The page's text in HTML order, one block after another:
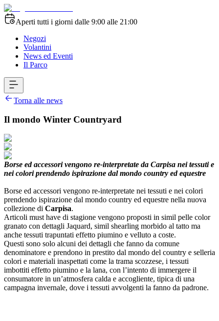
Aperti tutti i giorni dalle 9:00 alle 21:00
Negozi
Volantini
News ed Eventi
Il Parco
Torna alle news
Il mondo Winter Countryard
Borse ed accessori vengono re-interpretate da Carpisa nei tessuti e
nei colori prendendo ispirazione dal mondo country ed equestre
Borse ed accessori vengono re-interpretate nei tessuti e nei colori
prendendo ispirazione dal mondo country ed equestre nella nuova
collezione di Carpisa.
Articoli must have di stagione vengono proposti in simil pelle color
granato con dettagli Jaquard, simil shearling morbido al tatto ma
anche tessuti trapuntati effetto piumino e velluto a coste.
Questi sono solo alcuni dei dettagli che fanno da comune
denominatore e prendono in prestito dal mondo del country e selleria
colori e materiali inaspettati come la trama scozzese, i tessuti
imbottiti effetto piumino e la lana, con l’intento di immergere il
consumatore in un’atmosfera calda e accogliente, tipica di una
campagna invernale, dove i tessuti avvolgenti la fanno da padrone.